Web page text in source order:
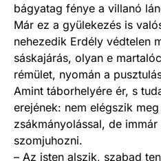
bágyatag fénye a villanó
Már ez a gyülekezés is
nehezedik Erdély védtelen
sáskajárás, olyan e
rémület, nyomán a
Amint táborhelyére ér, s
erejének: nem elégszik
zsákmányolással, de
szomjuhozni.
– Az isten alszik, szabad